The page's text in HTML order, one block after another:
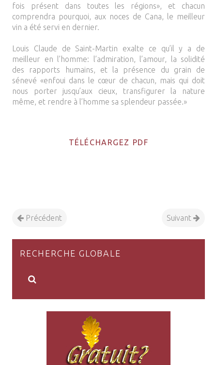
fois présent dans toutes les régions», et chacun
comprendra pourquoi, aux noces de Cana, le meilleur
vin a été servi en dernier.
Louis Claude de Saint-Martin exalte ce qu’il y a de
meilleur en l’homme: l’admiration, l’amour, la solidité
des rapports humains, et la présence du grain de
sénevé «enfoui dans le cœur de chacun, mais qui doit
nous porter jusqu’aux cieux, transfigurer la nature
même, et rendre à l’homme sa splendeur passée.»
TÉLÉCHARGEZ PDF
Précédent Suivant
RECHERCHE GLOBALE